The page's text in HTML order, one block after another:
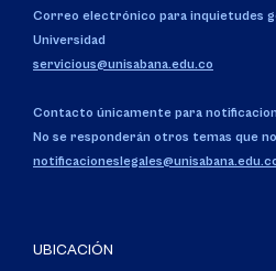
Correo electrónico para inquietudes
Universidad
servicious@unisabana.edu.co
Contacto únicamente para
No se responderán otros temas que
UBICACIÓN